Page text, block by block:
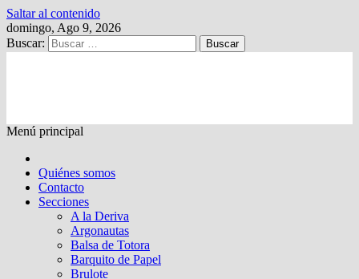
Saltar al contenido
domingo, Ago 9, 2026
Buscar:
Menú principal
Quiénes somos
Contacto
Secciones
A la Deriva
Argonautas
Balsa de Totora
Barquito de Papel
Brulote